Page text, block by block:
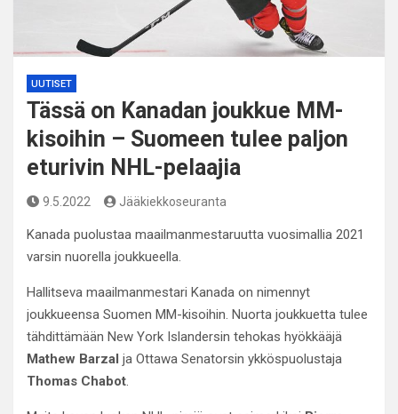
UUTISET
Tässä on Kanadan joukkue MM-
kisoihin – Suomeen tulee paljon
eturivin NHL-pelaajia
9.5.2022 Jääkiekkoseuranta
Kanada puolustaa maailmanmestaruutta vuosimallia 2021
varsin nuorella joukkueella.
Hallitseva maailmanmestari Kanada on nimennyt
joukkueensa Suomen MM-kisoihin. Nuorta joukkuetta tulee
tähdittämään New York Islandersin tehokas hyökkääjä
Mathew Barzal ja Ottawa Senatorsin ykköspuolustaja
Thomas Chabot.